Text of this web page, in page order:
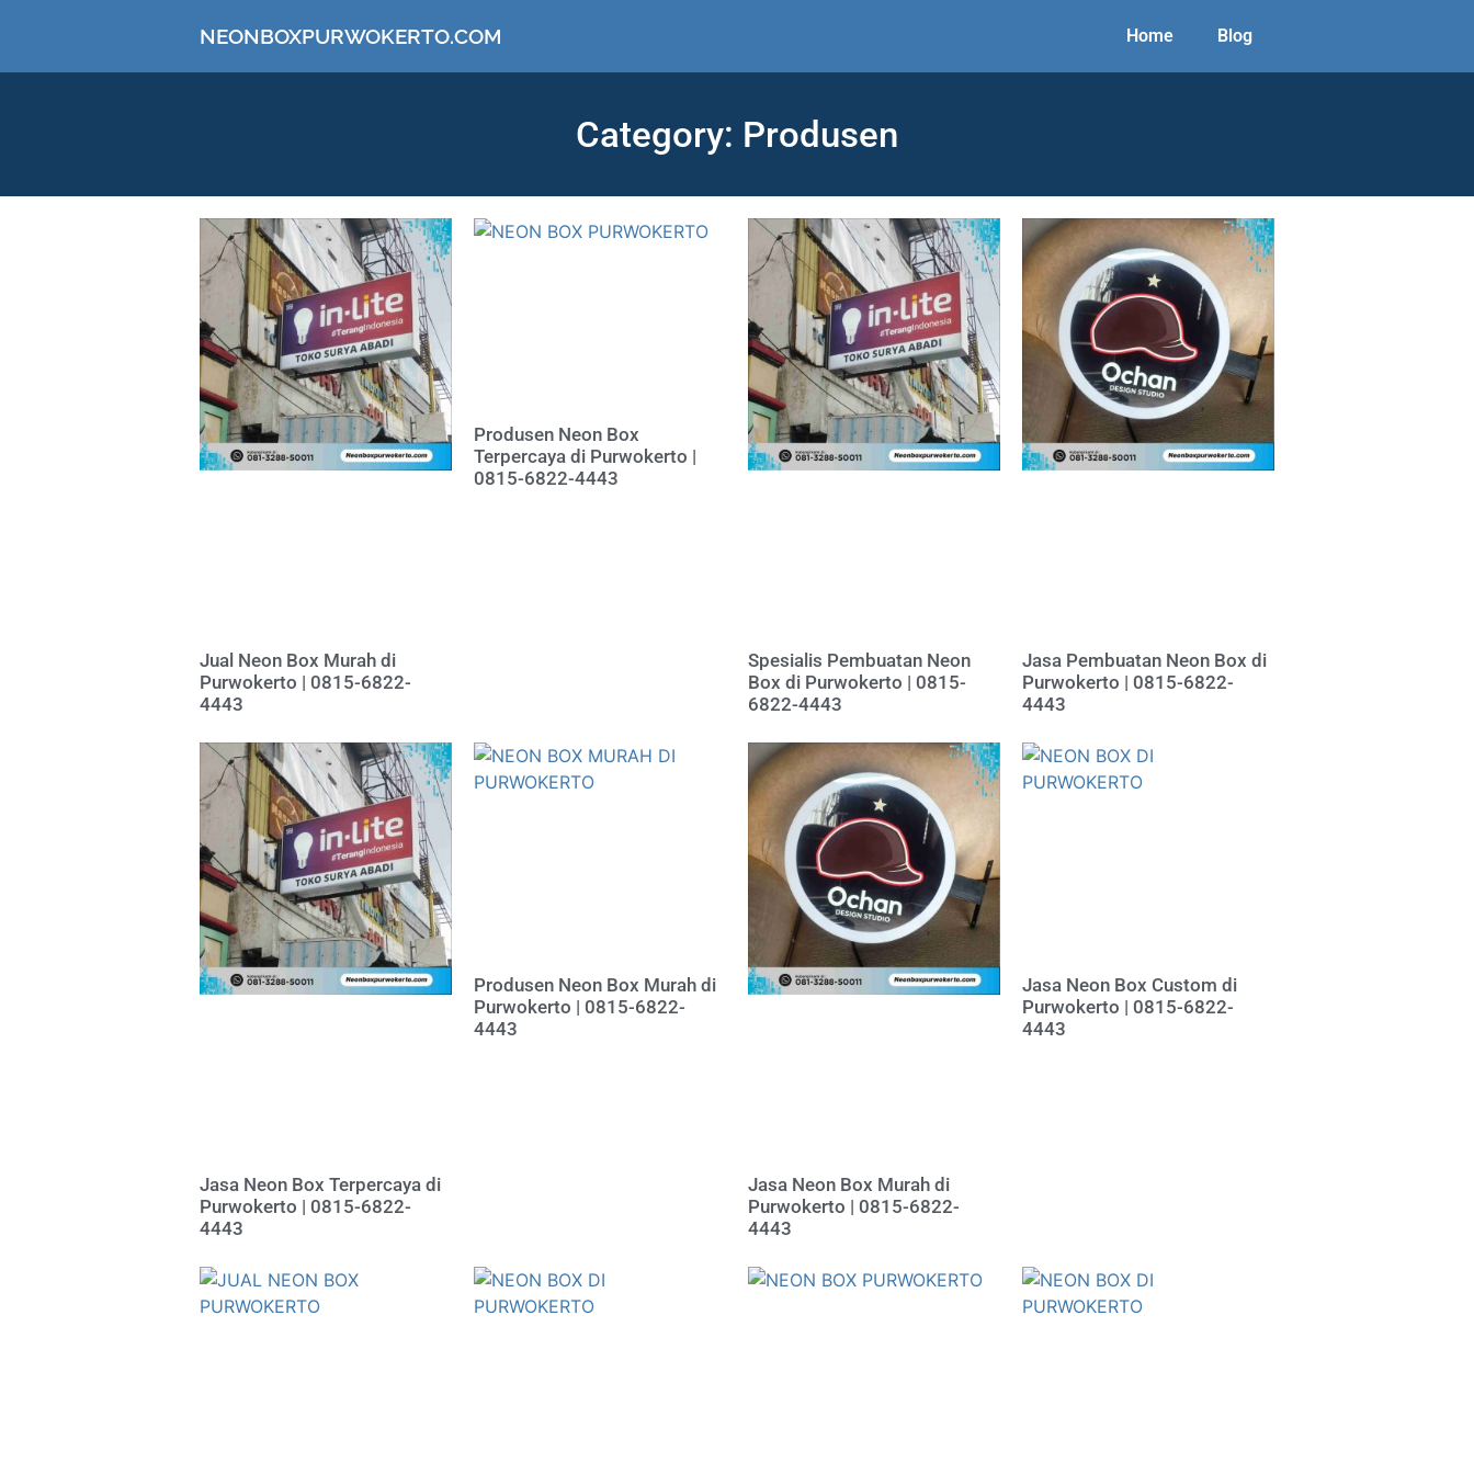
NEONBOXPURWOKERTO.COM Home Blog
Category: Produsen
Jual Neon Box Murah di
Purwokerto | 0815-6822-
4443
Produsen Neon Box
Terpercaya di Purwokerto |
0815-6822-4443
Spesialis Pembuatan Neon
Box di Purwokerto | 0815-
6822-4443
Jasa Pembuatan Neon Box di
Purwokerto | 0815-6822-
4443
Jasa Neon Box Terpercaya di
Purwokerto | 0815-6822-
4443
Produsen Neon Box Murah di
Purwokerto | 0815-6822-
4443
Jasa Neon Box Murah di
Purwokerto | 0815-6822-
4443
Jasa Neon Box Custom di
Purwokerto | 0815-6822-
4443